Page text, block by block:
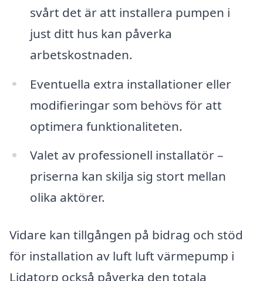
svårt det är att installera pumpen i
just ditt hus kan påverka
arbetskostnaden.
Eventuella extra installationer eller
modifieringar som behövs för att
optimera funktionaliteten.
Valet av professionell installatör –
priserna kan skilja sig stort mellan
olika aktörer.
Vidare kan tillgången på bidrag och stöd
för installation av luft luft värmepump i
Lidatorp också påverka den totala